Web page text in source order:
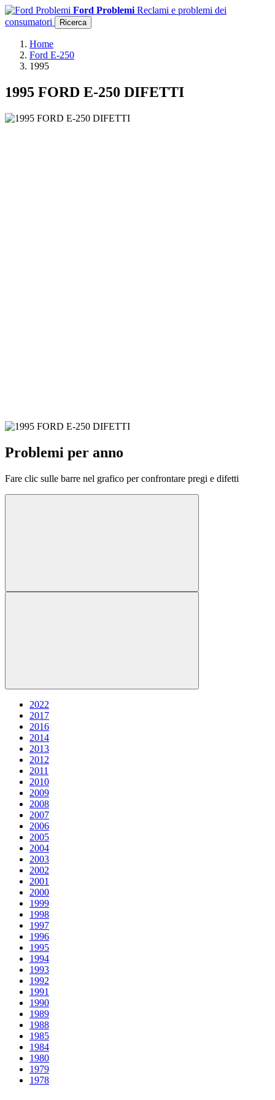
Ford Problemi Reclami e problemi dei
consumatori
Ricerca
Home
Ford E-250
1995
1995 FORD E-250 DIFETTI
Problemi per anno
Fare clic sulle barre nel grafico per confrontare pregi e difetti
2022
2017
2016
2014
2013
2012
2011
2010
2009
2008
2007
2006
2005
2004
2003
2002
2001
2000
1999
1998
1997
1996
1995
1994
1993
1992
1991
1990
1989
1988
1985
1984
1980
1979
1978